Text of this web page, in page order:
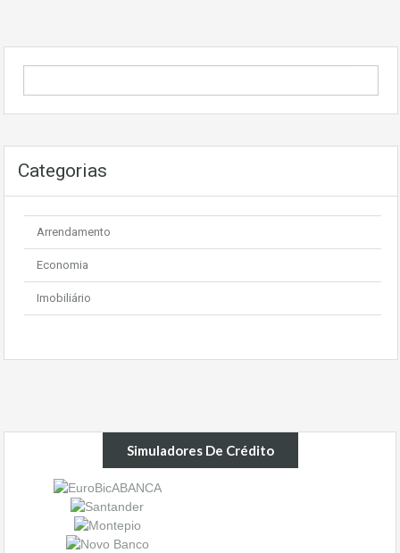
Categorias
Arrendamento
Economia
Imobiliário
Simuladores De Crédito